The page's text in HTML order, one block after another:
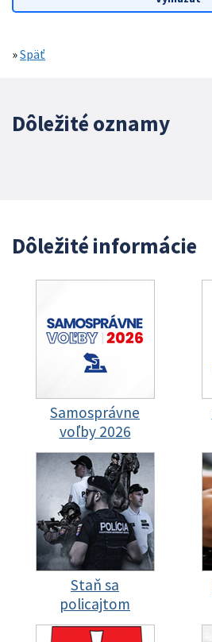
»Späť
Dôležité oznamy
Dôležité informácie
Samosprávne
voľby 2026
Staň sa
policajtom